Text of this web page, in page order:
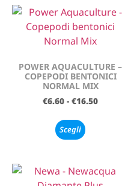
POWER AQUACULTURE –
COPEPODI BENTONICI
NORMAL MIX
€6.60 - €16.50
Scegli